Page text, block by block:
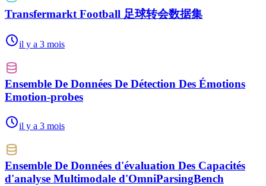
Transfermarkt Football 足球转会数据集
il y a 3 mois
Ensemble De Données De Détection Des Émotions
Emotion-probes
il y a 3 mois
Ensemble De Données d'évaluation Des Capacités
d'analyse Multimodale d'OmniParsingBench